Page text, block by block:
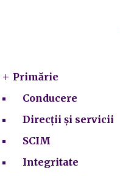
Primărie
Conducere
Direcții și servicii
SCIM
Integritate